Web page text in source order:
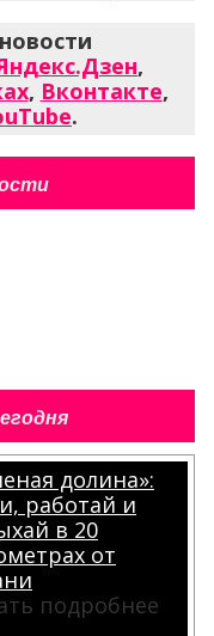
,
, Вконтакте,
.
долина»:
работай и
в 20
от
подробнее